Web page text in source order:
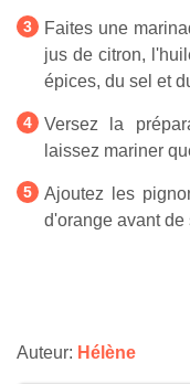
Faites une
jus de citron,
épices, du sel et
Versez la
laissez mariner
Ajoutez les
d'orange avant de
Auteur: Hélène